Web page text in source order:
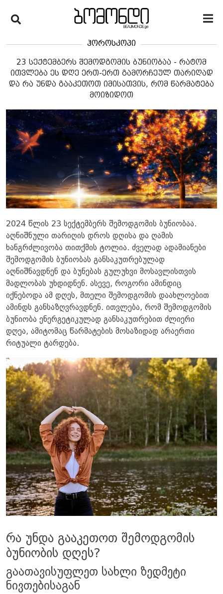
ჰოროსკოპი
23 სექტემბერს შემოდგომის ბუნიობაა - რატომ
ითვლება ეს დღე ერთ-ერთ გამორჩეულ თარიღად
და რა უნდა გააკეთოთ იმისათვის, რომ წარმატება
მოიზიდოთ
2024 წლის 23 სექტემბერს შემოდგომის ბუნიობაა.
აღნიშნული თარიღის დროს დღისა და ღამის
ხანგრძლივობა თითქმის ტოლია. ძველად ადამიანები
შემოდგომის ბუნიობას განსაკუთრებულად
აღნიშნავდნენ და ბუნებას გულუხვი მოსავლისთვის
მადლობას უხდიდნენ. ასევე, როგორი ამინდიც
იქნებოდა ამ დღეს, მთელი შემოდგომის დაახლოებით
ამინდს განსაზღვრავდნენ. ითვლება, რომ შემოდგომის
ბუნიობა ენერგეტიკულად განსაკუთრებით ძლიერი
დღეა, ამიტომაც წარმატების მოსაზიდად არაერთი
რიტუალი ტარდება.
რა უნდა გააკეთოთ შემოდგომის
ბუნიობის დღეს?
გაათავისუფლეთ სახლი ზედმეტი
ნივთებისაგან